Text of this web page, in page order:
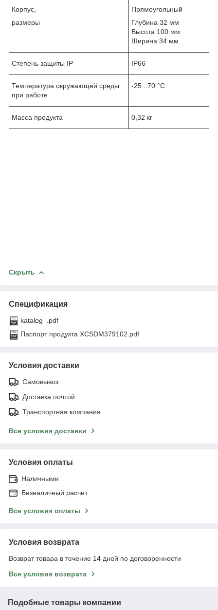
Корпус,
размеры
Прямоугольный
Глубина 32 мм
Высота 100 мм
Ширина 34 мм
Степень защиты IP IP66
Температура окружающей среды
при работе
-25...70 °C
Масса продукта 0,32 кг
Скрыть
Спецификация
katalog_.pdf
Паспорт продукта XCSDM379102.pdf
Условия доставки
Самовывоз
Доставка почтой
Транспортная компания
Все условия доставки
Условия оплаты
Наличными
Безналичный расчет
Все условия оплаты
Условия возврата
Возврат товара в течение 14 дней по договоренности
Все условия возврата
Подобные товары компании